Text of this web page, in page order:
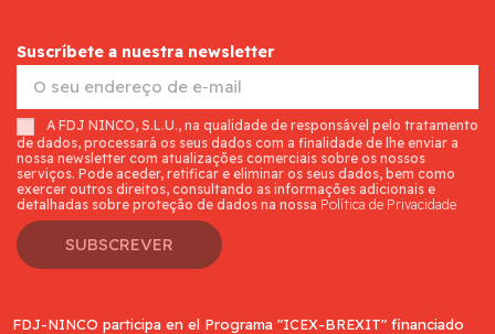
Suscríbete a nuestra newsletter
A FDJ NINCO, S.L.U., na qualidade de responsável pelo tratamento
de dados, processará os seus dados com a finalidade de lhe enviar a
nossa newsletter com atualizações comerciais sobre os nossos
serviços. Pode aceder, retificar e eliminar os seus dados, bem como
exercer outros direitos, consultando as informações adicionais e
detalhadas sobre proteção de dados na nossa Política de Privacidade
SUBSCREVER
FDJ-NINCO participa en el Programa "ICEX-BREXIT" financiado